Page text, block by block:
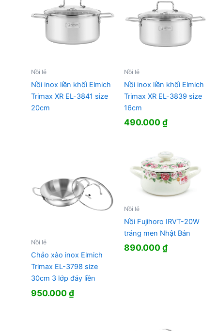
Nồi lẻ
Nồi inox liền khối Elmich
Trimax XR EL-3841 size
20cm
Nồi lẻ
Nồi inox liền khối Elmich
Trimax XR EL-3839 size
16cm
490.000₫
Nồi lẻ
Chảo xào inox Elmich
Trimax EL-3798 size
30cm 3 lớp đáy liền
950.000₫
Nồi lẻ
Nồi Fujihoro IRVT-20W
tráng men Nhật Bản
890.000₫